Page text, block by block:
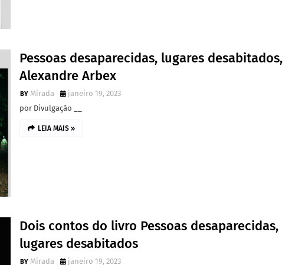
Pessoas desaparecidas, lugares desabitados,
Alexandre Arbex
Mirada
janeiro 19, 2023
por Divulgação __
LEIA MAIS »
Dois contos do livro Pessoas desaparecidas,
lugares desabitados
Mirada
janeiro 19, 2023